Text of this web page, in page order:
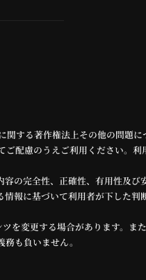
する著作権法上その他の問題
配慮のうえご利用ください。
の完全性、正確性、有用性及
報に基づいて利用者が下した
を変更する場合があります。
も負いません。